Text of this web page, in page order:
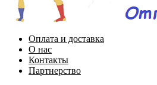
Оплата и доставка
О нас
Контакты
Партнерство